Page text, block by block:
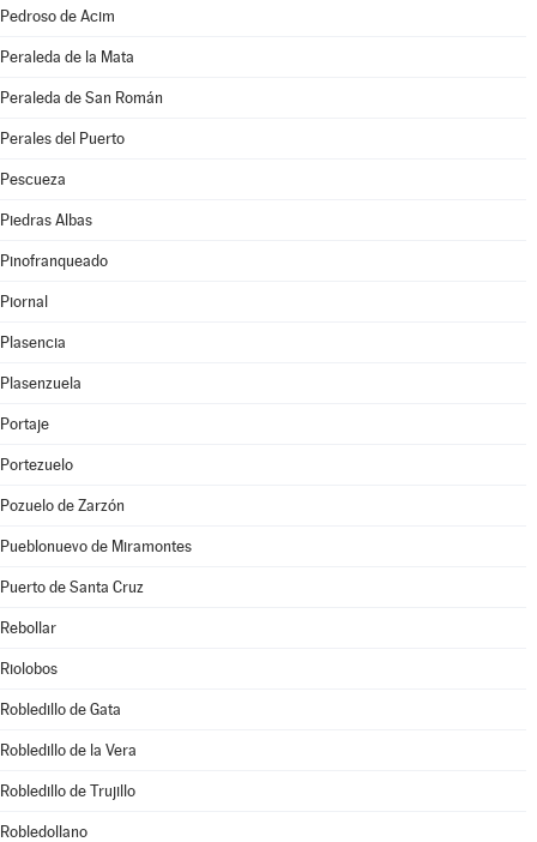
Pedroso de Acim
Peraleda de la Mata
Peraleda de San Román
Perales del Puerto
Pescueza
Piedras Albas
Pinofranqueado
Piornal
Plasencia
Plasenzuela
Portaje
Portezuelo
Pozuelo de Zarzón
Pueblonuevo de Miramontes
Puerto de Santa Cruz
Rebollar
Riolobos
Robledillo de Gata
Robledillo de la Vera
Robledillo de Trujillo
Robledollano